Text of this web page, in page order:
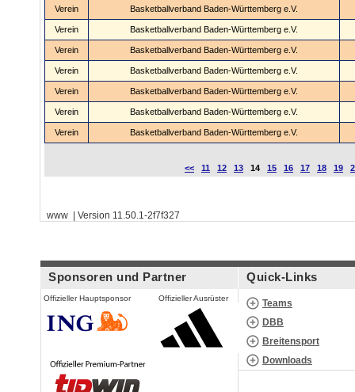
Verein Basketballverband Baden-Württemberg e.V.
Verein Basketballverband Baden-Württemberg e.V.
Verein Basketballverband Baden-Württemberg e.V.
Verein Basketballverband Baden-Württemberg e.V.
Verein Basketballverband Baden-Württemberg e.V.
Verein Basketballverband Baden-Württemberg e.V.
Verein Basketballverband Baden-Württemberg e.V.
<< 11 12 13 14 15 16 17 18 19
www | Version 11.50.1-2f7f327
Sponsoren und Partner
Offizieller Hauptsponsor Offizieller Ausrüster
Quick-Links
Teams
DBB
Breitensport
Downloads